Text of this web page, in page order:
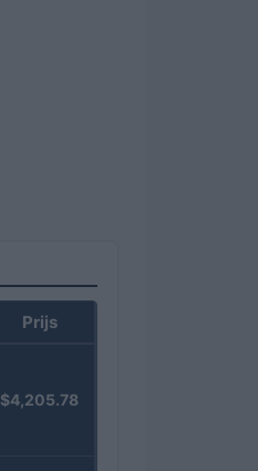
Prijs
$4,205.78